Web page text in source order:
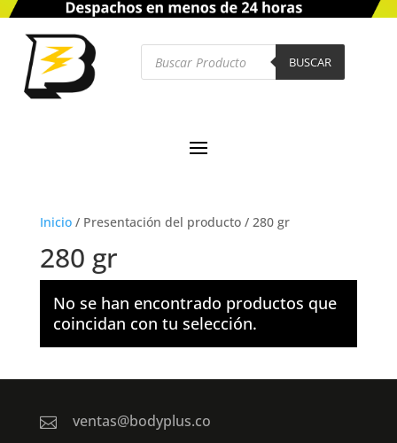
Búsqueda
productos
BUSCAR
Inicio/ Presentación del producto/ 280 gr
280 gr
No se han encontrado productos que
coincidan con tu selección.
 ventas@bodyplus.co